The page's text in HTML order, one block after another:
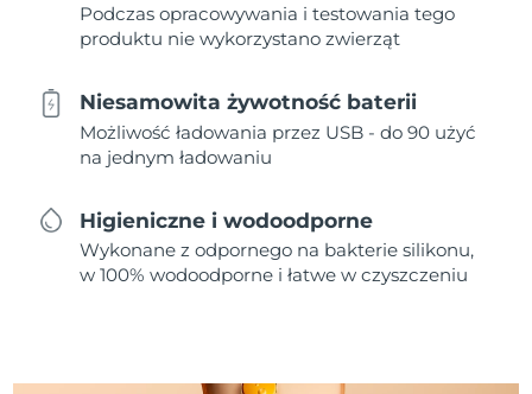
Podczas opracowywania i testowania tego
produktu nie wykorzystano zwierząt
Niesamowita żywotność baterii
Możliwość ładowania przez USB - do 90 użyć
na jednym ładowaniu
Higieniczne i wodoodporne
Wykonane z odpornego na bakterie silikonu,
w 100% wodoodporne i łatwe w czyszczeniu